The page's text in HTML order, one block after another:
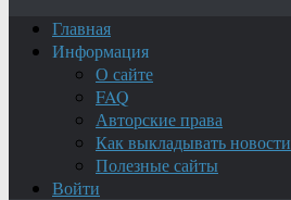
Главная
Информация
О сайте
FAQ
Авторские права
Как выкладывать новости
Полезные сайты
Войти